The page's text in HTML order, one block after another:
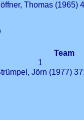
Thomas (1965)
Team
1
Jörn (1977)